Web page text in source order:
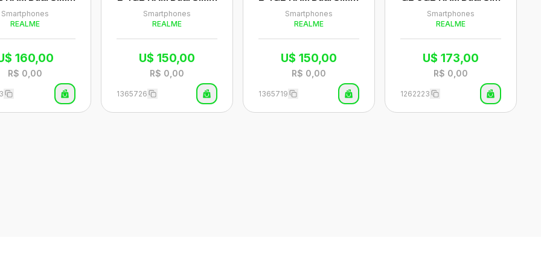
6.8" - Azul (An
atel)
Smartphones
REALME
160,00
R$ 0,00
FC Tela 6.8" - Cinza (A
natel)
Smartphones
REALME
U$150,00
R$ 0,00
1365726
FC Tela 6.8" - Roxo (A
natel)
Smartphones
REALME
U$ 150,00
R$ 0,00
1365719
Tela 6.67" - Verde (An
atel)
Smartphones
REALME
U$ 173,00
R$ 0,00
1262223